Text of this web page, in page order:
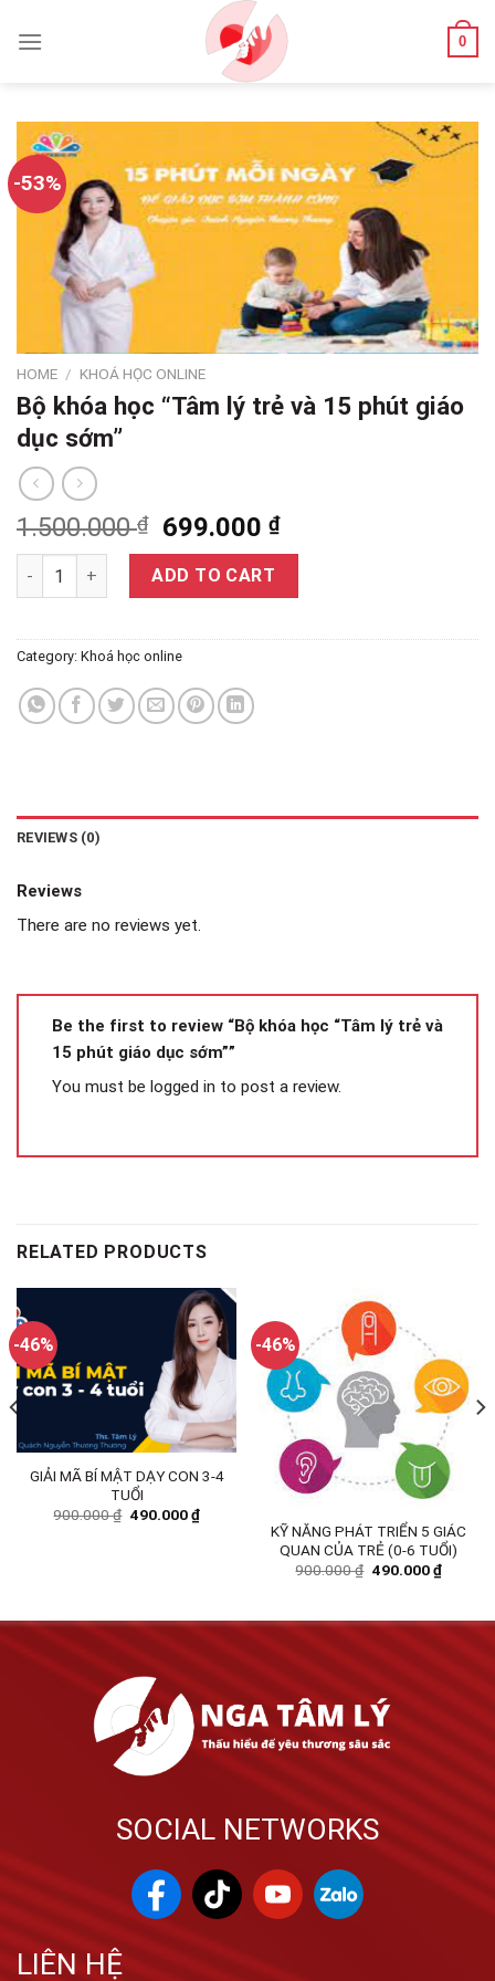
0
-53%
HOME / KHOÁ HỌC ONLINE
Bộ khóa học “Tâm lý trẻ và 15 phút giáo
dục sớm”
1.500.000₫ 699.000₫
Bộ khóa học "Tâm lý trẻ và 15 phút giáo dục sớm" quantity
ADD TO CART
Category: Khoá học online
REVIEWS (0)
Reviews
There are no reviews yet.
Be the first to review “Bộ khóa học “Tâm lý trẻ và
15 phút giáo dục sớm””
You must be logged in to post a review.
RELATED PRODUCTS
-46%
GIẢI MÃ BÍ MẬT DẠY CON 3-4
TUỔI
900.000₫ 490.000₫
-46%
KỸ NĂNG PHÁT TRIỂN 5 GIÁC
QUAN CỦA TRẺ (0-6 TUỔI)
900.000₫ 490.000₫
SOCIAL NETWORKS
LIÊN HỆ